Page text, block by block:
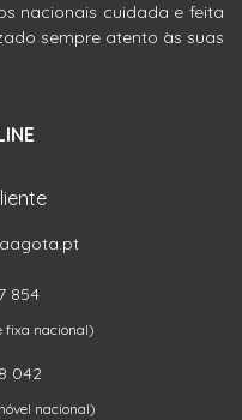
nacionais cuidada e feita
sempre atento às suas
854
fixa nacional)
042
nacional)